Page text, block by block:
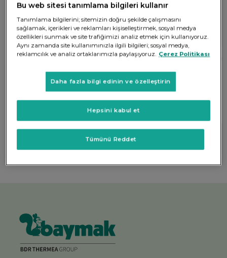
türleri. Toplanması ve işlenmesi daha zor
olan gıda atıklarını içermez.
İlgilini çekebilecek diğer kelimeler
Yoksulluğa Son (SKA1) Yeşil Yatırım
Yeşil Kompozitler
Yeşil Yazılım
Bu web sitesi tanımlama bilgileri kullanır
Tanımlama bilgilerini; sitemizin doğru şekilde çalışmasını
sağlamak, içerikleri ve reklamları kişiselleştirmek, sosyal medya
özellikleri sunmak ve site trafiğimizi analiz etmek için kullanıyoruz.
Aynı zamanda site kullanımınızla ilgili bilgileri; sosyal medya,
reklamcılık ve analiz ortaklarımızla paylaşıyoruz. Çerez Politikası
Daha fazla bilgi edinin ve özelleştirin
Tümünü Reddet
Hepsini kabul et